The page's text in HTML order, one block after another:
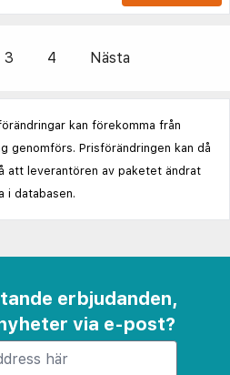
3 4 Nästa
kan förekomma från
genomförs. Prisförändringen kan då
att leverantören av paketet ändrat
i databasen.
erbjudanden,
via e-post?